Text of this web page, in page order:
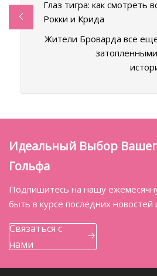
Глаз тигра: как смотреть
Рокки и Крида
Жители Броварда все
Идеальный Выбор
Гольфа
Подпишитесь на нашу
быть в курсе последних новостей
Связаться с
нами